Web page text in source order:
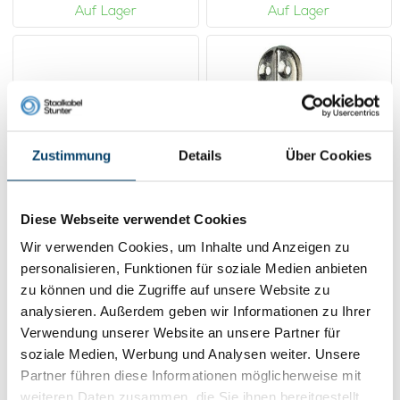
Zustimmung Details Über Cookies
Diese Webseite verwendet Cookies
Wir verwenden Cookies, um Inhalte und Anzeigen zu
personalisieren, Funktionen für soziale Medien anbieten
zu können und die Zugriffe auf unsere Website zu
analysieren. Außerdem geben wir Informationen zu Ihrer
Verwendung unserer Website an unsere Partner für
soziale Medien, Werbung und Analysen weiter. Unsere
Partner führen diese Informationen möglicherweise mit
weiteren Daten zusammen, die Sie ihnen bereitgestellt
Auf Lager Auf Lager
Stahldraht mit
Product ansehen
Auf Lager
Benson Kleiderhaken
einzeln
Product ansehen
Auf Lager